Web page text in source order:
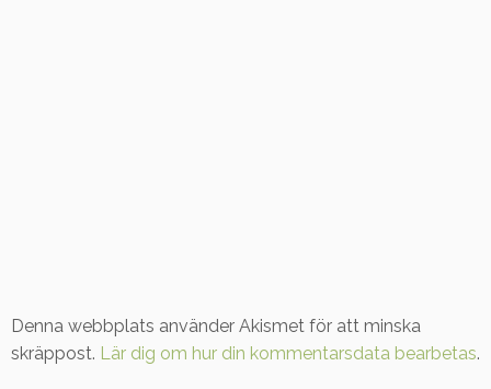
Denna webbplats använder Akismet för att minska
skräppost. Lär dig om hur din kommentarsdata bearbetas.